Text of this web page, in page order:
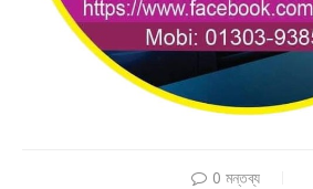
0 মন্তব্য